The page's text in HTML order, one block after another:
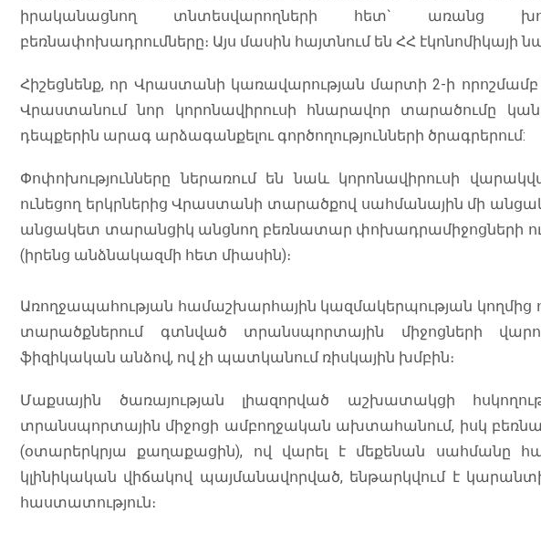
իրականացնող տնտեսվարողների հետ` առանց
բեռնափոխադրումները։ Այս մասին հայտնում են ՀՀ էկոնոմիկայի
Հիշեցնենք, որ Վրաստանի կառավարության մարտի 2-ի
Վրաստանում նոր կորոնավիրուսի հնարավոր տարածումը
դեպքերին արագ արձագանքելու գործողությունների ծրագրերում:
Փոփոխությունները ներառում են նաև կորոնավիրուսի
ունեցող երկրներից Վրաստանի տարածքով սահմանային մի
անցակետ տարանցիկ անցնող բեռնատար փոխադրամիջոցների
(իրենց անձնակազմի հետ միասին)։
Առողջապահության համաշխարհային կազմակերպության կողմից
տարածքներում գտնված տրանսպորտային միջոցների
ֆիզիկական անձով, ով չի պատկանում ռիսկային խմբին։
Մաքսային ծառայության լիազորված աշխատակցի
տրանսպորտային միջոցի ամբողջական ախտահանում, իսկ
(օտարերկրյա քաղաքացին), ով վարել է մեքենան սահմանը
կլինիկական վիճակով պայմանավորված, ենթարկվում է
հաստատություն։